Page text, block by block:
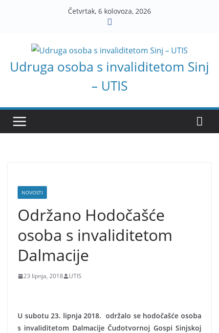
Četvrtak, 6 kolovoza, 2026
Udruga osoba s invaliditetom Sinj
– UTIS
NOVOSTI
Održano Hodočašće
osoba s invaliditetom
Dalmacije
23 lipnja, 2018 UTIS
U subotu 23. lipnja 2018. održalo se hodočašće osoba
s invaliditetom Dalmacije Čudotvornoj Gospi Sinjskoj